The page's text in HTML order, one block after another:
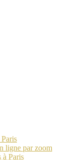
ligne par zoom
à Paris